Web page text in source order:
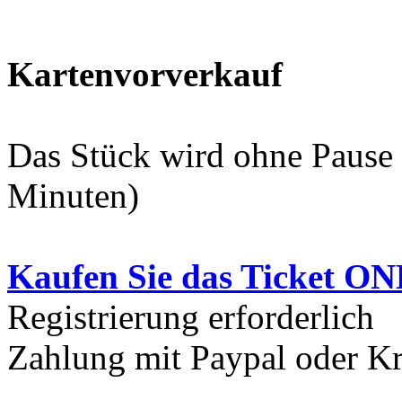
Kartenvorverkauf
Das Stück wird ohne
Minuten)
Kaufen Sie das Ticket
Registrierung erforderlich
Zahlung mit Paypal oder